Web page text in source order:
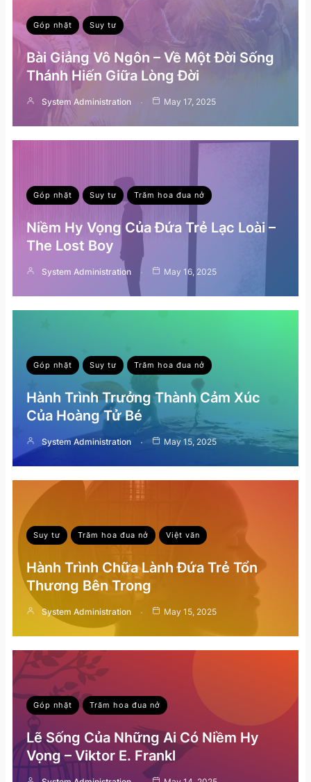
Góp nhặt Suy tư
Bài Giảng Vô Ngôn – Về Một Đời Sống
Thánh Hiến Giữa Lòng Đời
System Administration May 17, 2025
Góp nhặt Suy tư Trăm hoa đua nở
Niềm Hy Vọng Của Đứa Trẻ Lạc Loài –
The Lost Boy
System Administration May 16, 2025
Góp nhặt Suy tư Trăm hoa đua nở
Hành Trình Trưởng Thành Cảm Xúc
Của Hoàng Tử Bé
System Administration May 15, 2025
Suy tư Trăm hoa đua nở Việt văn
Hành Trình Chữa Lành Đứa Trẻ Tổn
Thương Bên Trong
System Administration May 15, 2025
Góp nhặt Trăm hoa đua nở
Lẽ Sống Của Những Ai Có Niềm Hy
Vọng – Viktor E. Frankl